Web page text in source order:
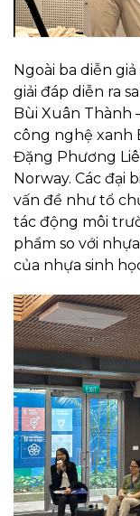
Ngoài ba diễn
giải đáp diễn ra
Bùi Xuân Thành
công nghệ xanh
Đặng Phương
Norway. Các
vấn đề như tổ
tác động môi
phẩm so với
của nhựa sinh